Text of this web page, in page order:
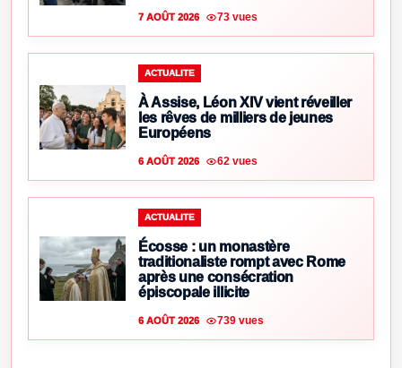
7 AOÛT 2026 73 vues
ACTUALITE
À Assise, Léon XIV vient réveiller
les rêves de milliers de jeunes
Européens
6 AOÛT 2026 62 vues
ACTUALITE
Écosse : un monastère
traditionaliste rompt avec Rome
après une consécration
épiscopale illicite
6 AOÛT 2026 739 vues